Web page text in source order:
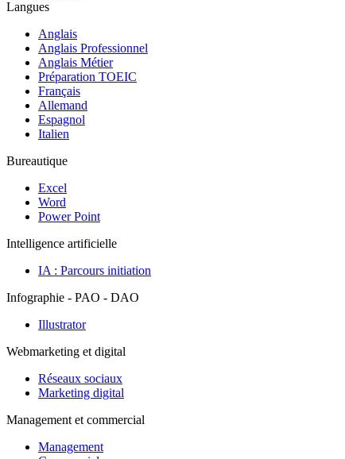
Langues
Anglais
Anglais Professionnel
Anglais Métier
Préparation TOEIC
Français
Allemand
Espagnol
Italien
Bureautique
Excel
Word
Power Point
Intelligence artificielle
IA : Parcours initiation
Infographie - PAO - DAO
Illustrator
Webmarketing et digital
Réseaux sociaux
Marketing digital
Management et commercial
Management